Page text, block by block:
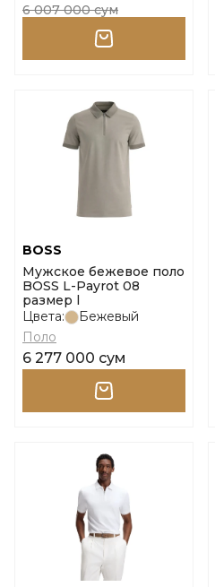
6 007 000 сум
BOSS
Мужское бежевое поло
BOSS L-Payrot 08
размер l
Цвета:
Бежевый
Поло
6 277 000 сум